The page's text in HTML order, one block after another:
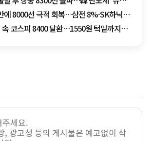
에 8000선 극적 회복…삼전 8%·SK하닉
속 코스피 8400 탈환…1550원 턱밑까지